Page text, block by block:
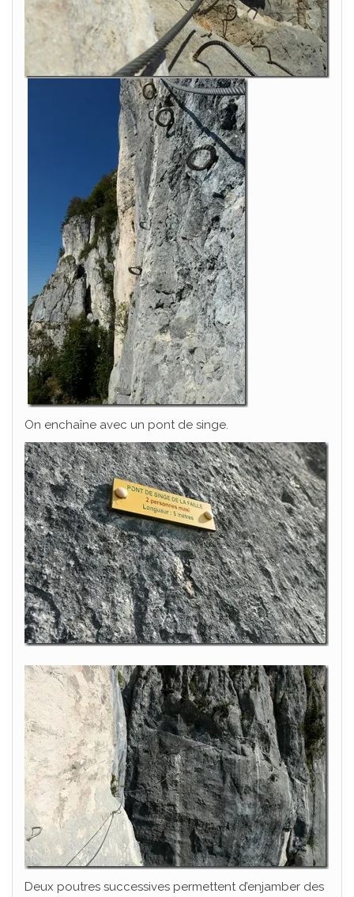
On enchaîne avec un pont de singe.
Deux poutres successives permettent d’enjamber des